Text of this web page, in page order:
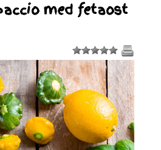
med fetaost
1 2 3 4 5